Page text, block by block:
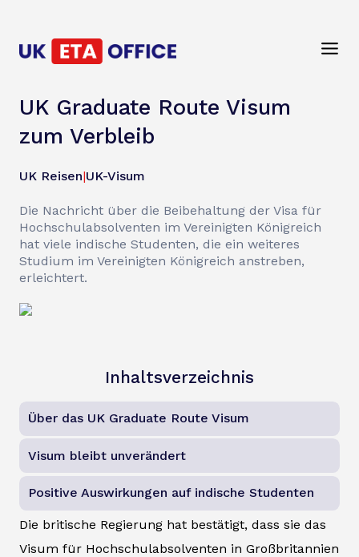
UK Graduate Route Visum
zum Verbleib
UK Reisen|UK-Visum
Die Nachricht über die Beibehaltung der Visa für
Hochschulabsolventen im Vereinigten Königreich
hat viele indische Studenten, die ein weiteres
Studium im Vereinigten Königreich anstreben,
erleichtert.
Inhaltsverzeichnis
Über das UK Graduate Route Visum
Visum bleibt unverändert
Positive Auswirkungen auf indische Studenten
Die britische Regierung hat bestätigt, dass sie das
Visum für Hochschulabsolventen in Großbritannien